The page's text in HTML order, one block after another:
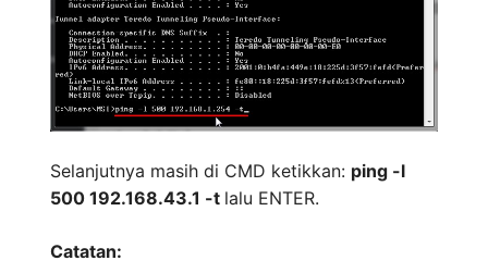
Selanjutnya masih di CMD ketikkan: ping -l
500 192.168.43.1 -t lalu ENTER.
Catatan: